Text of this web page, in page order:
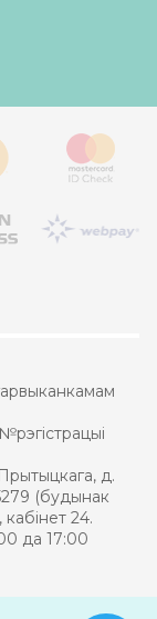
д.
(будынак
24.
да 17:00